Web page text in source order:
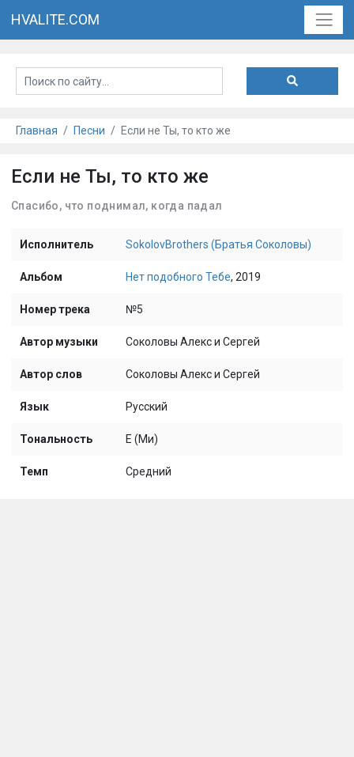
HVALITE.COM
Главная Песни Если не Ты, то кто же
Если не Ты, то кто же
Спасибо, что поднимал, когда падал
Исполнитель SokolovBrothers (Братья Соколовы)
Альбом Нет подобного Тебе, 2019
Номер трека №5
Автор музыки Соколовы Алекс и Сергей
Автор слов Соколовы Алекс и Сергей
Язык Русский
Тональность E (Ми)
Темп Средний